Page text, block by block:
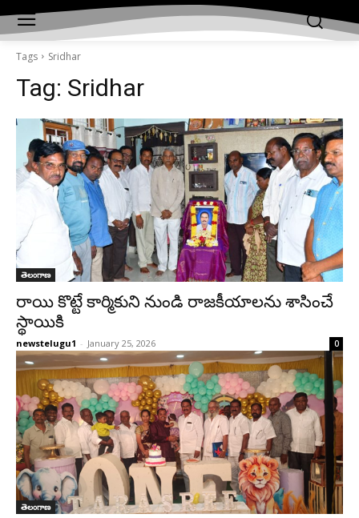
Tags Sridhar
Tag: Sridhar
తెలంగాణ
రాయి కొట్టే కార్మికుని నుండి రాజకీయాలను శాసించే
స్థాయికి
newstelugu1 - January 25, 2026 0
తెలంగాణ